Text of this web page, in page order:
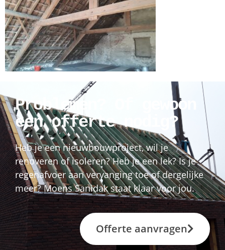
Problemen? Of gewoon
een offerte nodig?
Heb je een nieuwbouwproject, wil je
renoveren of isoleren? Heb je een lek? Is je
regenafvoer aan vervanging toe of dergelijke
meer? Moens Sanidak staat klaar voor jou.
Offerte aanvragen